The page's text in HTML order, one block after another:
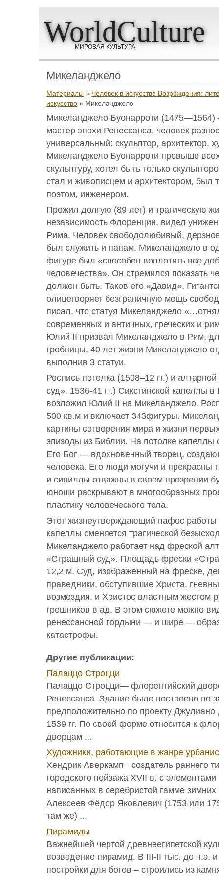
WorldCulture
МИРОВАЯ КУЛЬТУРА
Микеланджело
Материалы » Человек в искусстве Возрождения:
искусство » Микеланджело
Микеланджело Буонарроти (1475—1564)
мастер эпохи Ренессанса, человек
универсальный: скульптор, архитектор,
Микеланджело Буонарроти превыше всех
скульптуру, хотел быть только
стал и живописцем и архитектором, был
поэтом, инженером.
Прожил долгую (89 лет) и трагическую
независимость Флоренции, видел
Рима. Человек свободолюбивый,
был служить и папам. Микеланджело в
фигуре был «способен воплотить все
человечества». Он стремился показать
должен быть. Таков его «Давид».
олицетворяет безграничную мощь
писал, что статуя Микеланджело
современных и античных, греческих и
Юлий II призвал Микеланджело в Рим,
гробницы. 40 лет жизни Микеланджело
выполнив 3 статуи.
Роспись потолка (1508–12 гг.) и
суд», 1536-41 гг.) Сикстинской капеллы в
возложил Юлий II на Микеланджело.
500 кв.м и включает 343фигуры.
картины сотворения мира и жизни
эпизоды из Библии. На потолке капеллы
Его Бог — вдохновенный творец,
человека. Его люди могучи и прекрасны
и сивиллы отважны в своем прозрении
юноши раскрывают в многообразных
пластику человеческого тела.
Этот жизнеутверждающий пафос работы
капеллы сменяется трагической
Микеланджело работает над фреской
«Страшный суд». Площадь фрески
12,2 м. Суд, изображенный на фреске,
праведники, обступившие Христа,
возмездия, и Христос властным жестом
грешников в ад. В этом сюжете можно
ренессансной гордыни — и шире — образ
катастрофы.
Другие публикации:
Палаццо Строцци
Палаццо Строцци— флорентийский
Ренессанса. Здание было построено по
предположительно по проекту
1539 гг. По своей форме относится к
дворцам ...
Художники, работающие в жанре
Хендрик Аверкамп - создатель раннего
городского пейзажа XVII в. с
написанных в серебристой гамме
Алексеев Фёдор Яковлевич (1753 или
там же) ...
Пирамиды
Важнейшей чертой древнеегипетской
возведение пирамид. В III-II тыс. до н.э.
постройки для богов – строились из